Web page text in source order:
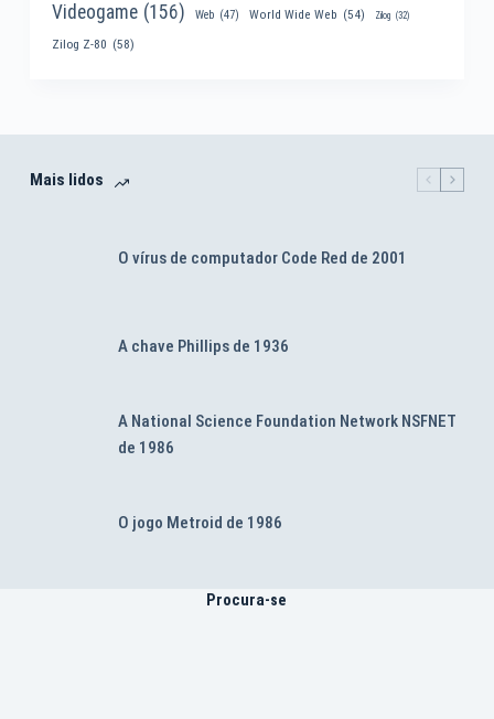
Videogame (156) Web (47) World Wide Web (54) Zilog (32)
Zilog Z-80 (58)
Mais lidos
O vírus de computador Code Red de 2001
A chave Phillips de 1936
A National Science Foundation Network NSFNET
de 1986
O jogo Metroid de 1986
Procura-se